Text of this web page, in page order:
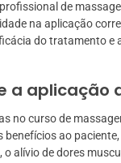
de
na aplicação
do tratamento e
a aplicação
no curso de
benefícios ao
alívio de dores